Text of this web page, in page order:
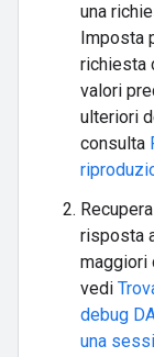
una
Imposta
richiesta
valori
ulteriori
consulta
risposta
maggiori
vedi
debug
una